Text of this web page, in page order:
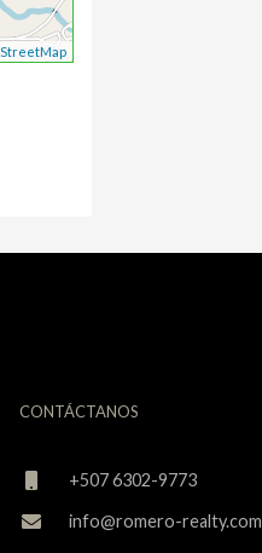
CONTÁCTANOS
+507 6302-9773
info@romero-realty.com